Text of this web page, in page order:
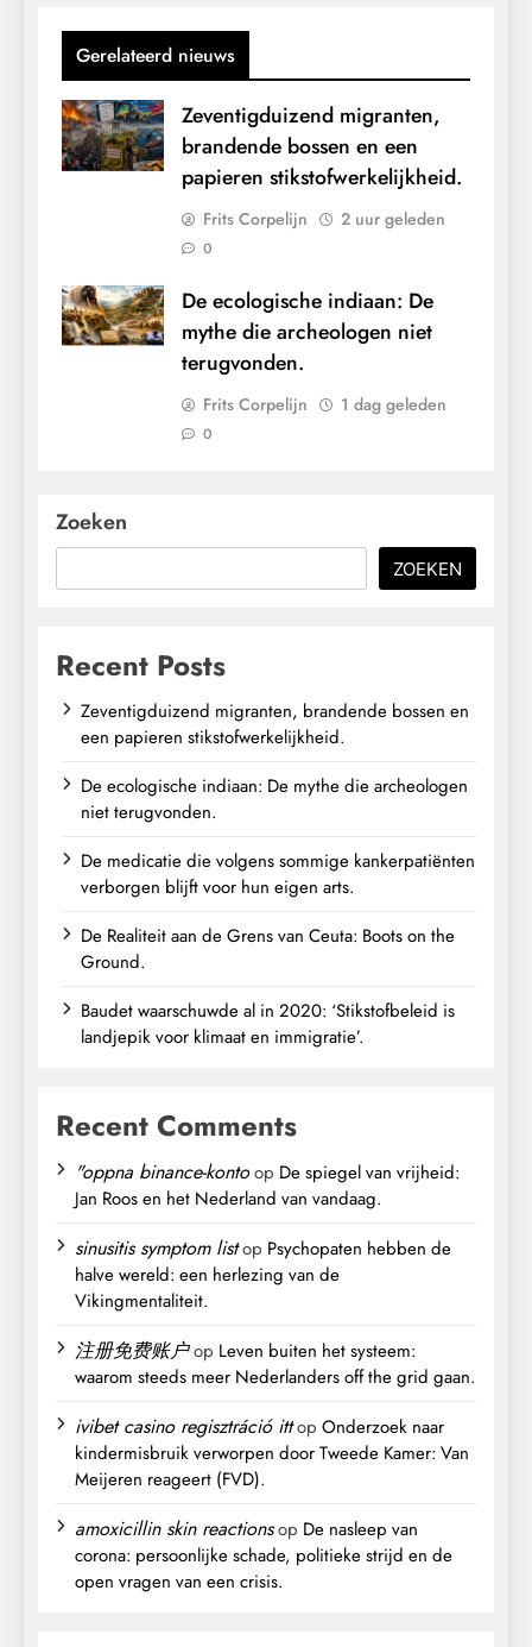
Gerelateerd nieuws
Zeventigduizend migranten,
brandende bossen en een
papieren stikstofwerkelijkheid.
Frits Corpelijn 2 uur geleden
0
De ecologische indiaan: De
mythe die archeologen niet
terugvonden.
Frits Corpelijn 1 dag geleden
0
Zoeken
ZOEKEN
Recent Posts
Zeventigduizend migranten, brandende bossen en
een papieren stikstofwerkelijkheid.
De ecologische indiaan: De mythe die archeologen
niet terugvonden.
De medicatie die volgens sommige kankerpatiënten
verborgen blijft voor hun eigen arts.
De Realiteit aan de Grens van Ceuta: Boots on the
Ground.
Baudet waarschuwde al in 2020: ‘Stikstofbeleid is
landjepik voor klimaat en immigratie’.
Recent Comments
"oppna binance-kontoop De spiegel van vrijheid:
Jan Roos en het Nederland van vandaag.
sinusitis symptom listop Psychopaten hebben de
halve wereld: een herlezing van de
Vikingmentaliteit.
注册免费账户op Leven buiten het systeem:
waarom steeds meer Nederlanders off the grid gaan.
ivibet casino regisztráció ittop Onderzoek naar
kindermisbruik verworpen door Tweede Kamer: Van
Meijeren reageert (FVD).
amoxicillin skin reactionsop De nasleep van
corona: persoonlijke schade, politieke strijd en de
open vragen van een crisis.